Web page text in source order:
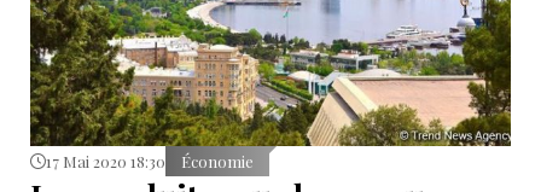
17 Mai 2020 18:30 Économie